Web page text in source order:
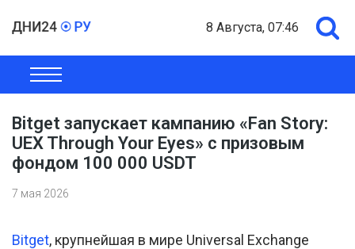
8 Августа, 07:46
ОБЩЕСТВО
Bitget запускает кампанию «Fan Story:
UEX Through Your Eyes» с призовым
фондом 100 000 USDT
7 мая 2026
Bitget, крупнейшая в мире Universal Exchange